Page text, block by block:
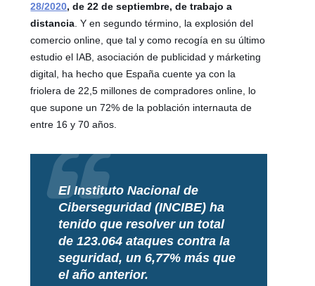
28/2020, de 22 de septiembre, de trabajo a
distancia . Y en segundo término, la explosión del
comercio online, que tal y como recogía en su último
estudio el IAB, asociación de publicidad y márketing
digital, ha hecho que España cuente ya con la
friolera de 22,5 millones de compradores online, lo
que supone un 72% de la población internauta de
entre 16 y 70 años.
El Instituto Nacional de
Ciberseguridad (INCIBE) ha
tenido que resolver un total
de 123.064 ataques contra la
seguridad, un 6,77% más que
el año anterior.